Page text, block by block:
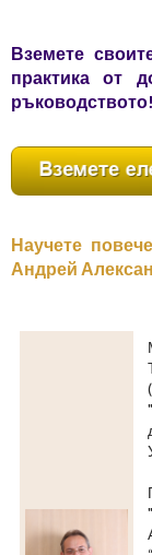
Вземете
практика от
ръководството!
Научете
Андрей